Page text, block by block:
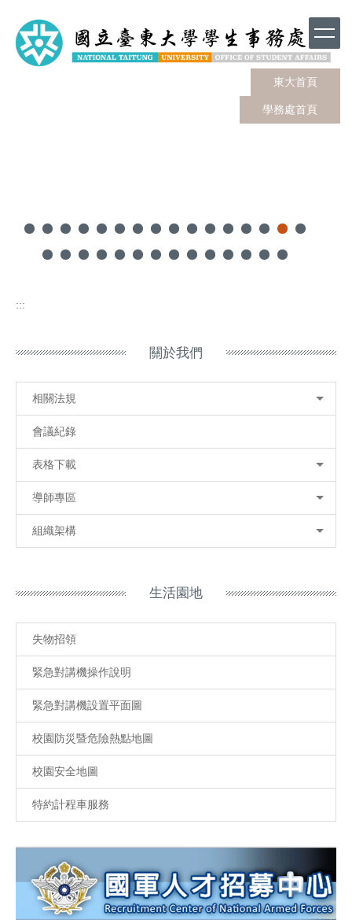
主
東大首頁
學務處首頁
:::
關於我們
相關法規
會議紀錄
表格下載
導師專區
組織架構
生活園地
失物招領
緊急對講機操作說明
緊急對講機設置平面圖
校園防災暨危險熱點地圖
校園安全地圖
特約計程車服務